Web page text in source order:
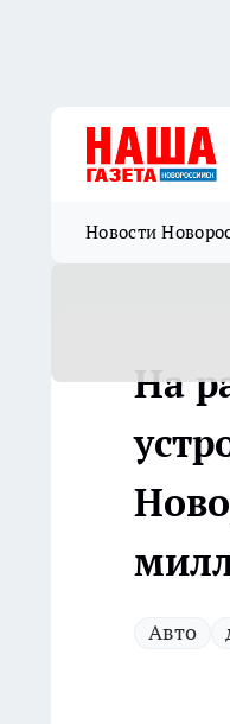
Новости
На
Авто